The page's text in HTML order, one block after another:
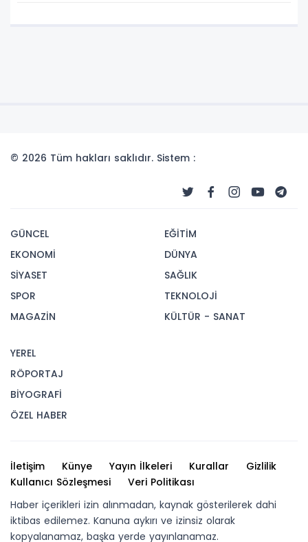
© 2026 Tüm hakları saklıdır. Sistem :
GÜNCEL
EKONOMİ
SİYASET
SPOR
MAGAZİN
EĞİTİM
DÜNYA
SAĞLIK
TEKNOLOJİ
KÜLTÜR - SANAT
YEREL
RÖPORTAJ
BİYOGRAFİ
ÖZEL HABER
İletişim Künye Yayın İlkeleri Kurallar
Gizlilik
Kullanıcı Sözleşmesi
Veri Politikası
Haber içerikleri izin alınmadan, kaynak gösterilerek dahi
iktibas edilemez. Kanuna aykırı ve izinsiz olarak
kopyalanamaz, başka yerde yayınlanamaz.